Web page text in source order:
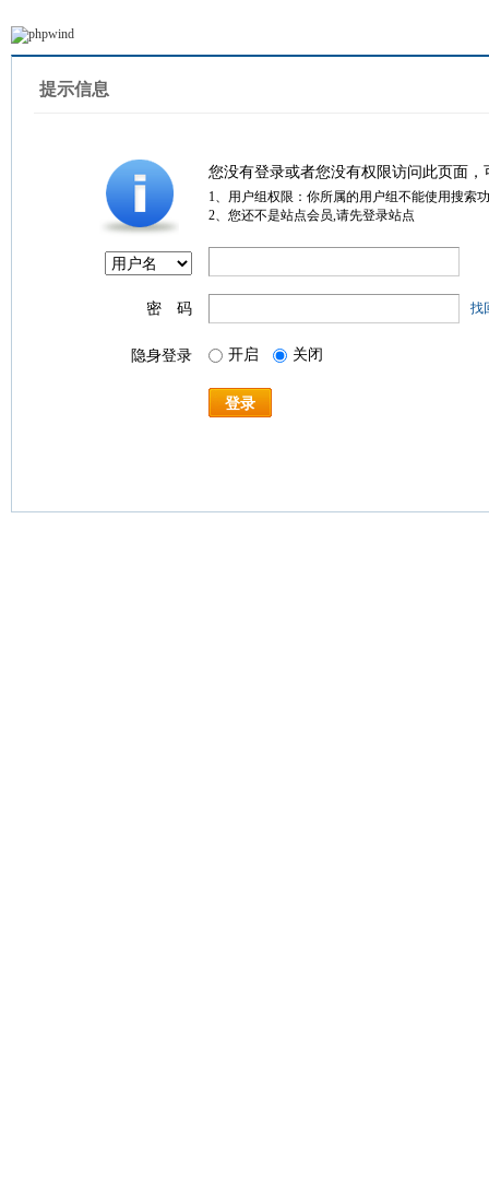
提示信息
您没有登录或者您没有权限访问此页面
1、用户组权限：你所属的用户组不能使用搜索
2、您还不是站点会员,请先登录站点
密 码 找
隐身登录 开启 关闭
登录